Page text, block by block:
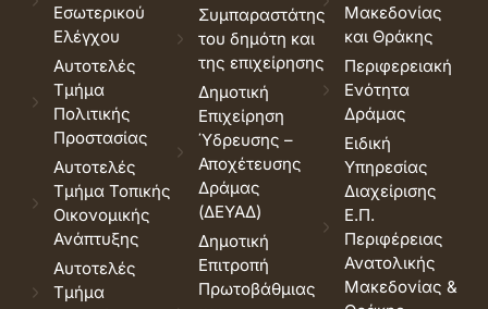
Εσωτερικού
Ελέγχου
Αυτοτελές
Τμήμα
Πολιτικής
Προστασίας
Αυτοτελές
Τμήμα Τοπικής
Οικονομικής
Ανάπτυξης
Αυτοτελές
Τμήμα
Συμπαραστάτης
του δημότη και
της επιχείρησης
Δημοτική
Επιχείρηση
Ύδρευσης –
Αποχέτευσης
Δράμας
(ΔΕΥΑΔ)
Δημοτική
Επιτροπή
Πρωτοβάθμιας
Μακεδονίας
και Θράκης
Περιφερειακή
Ενότητα
Δράμας
Ειδική
Υπηρεσίας
Διαχείρισης
Ε.Π.
Περιφέρειας
Ανατολικής
Μακεδονίας &